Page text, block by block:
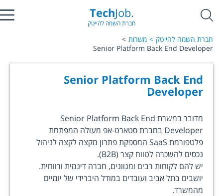
TechJob.
חברת השמה להייטק
חברת השמה להייטק
משרות
Senior Platform Back End Developer
Senior Platform Back End
Developer
מדובר במשרת Senior Platform Back End
Developer בחברת סטארט-אפ מעולה המפתחת
פלטפורמת SaaS המספקת פתרון מקצה לקצה לניהול
נכסים להשכרה לטווח קצר (B2B).
יש להם לקוחות רבים ומגוונים, חברה דינמית ורווחית.
יושבים בתל אביב ועובדים במודל היברידי של יומיים
מהמשרד.